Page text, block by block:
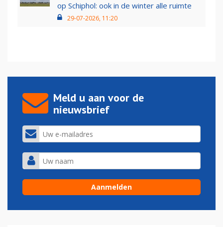
op Schiphol: ook in de winter alle ruimte
29-07-2026, 11:20
Meld u aan voor de
nieuwsbrief